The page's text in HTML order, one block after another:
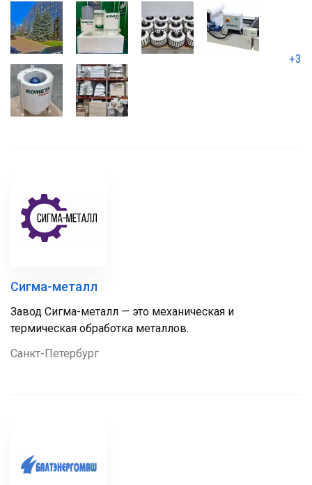
+3
Сигма-металл
Завод Сигма-металл — это механическая и
термическая обработка металлов.
Санкт-Петербург